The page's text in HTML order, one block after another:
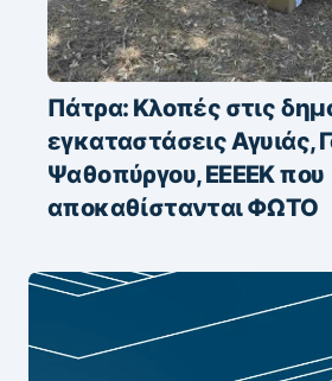
Πάτρα: Κλοπές στις
εγκαταστάσεις Αγυιάς,
Ψαθοπύργου, ΕΕΕΕΚ που
αποκαθίστανται ΦΩΤΟ